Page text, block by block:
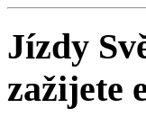
Jízdy
zažijete